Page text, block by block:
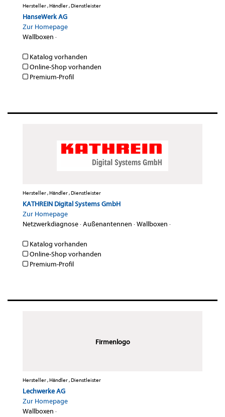
Hersteller , Händler , Dienstleister
HanseWerk AG
Zur Homepage
Wallboxen ·
Katalog vorhanden
Online-Shop vorhanden
Premium-Profil
Hersteller , Händler , Dienstleister
KATHREIN Digital Systems GmbH
Zur Homepage
Netzwerkdiagnose·Außenantennen ·Wallboxen ·
Katalog vorhanden
Online-Shop vorhanden
Premium-Profil
Firmenlogo
Hersteller , Händler , Dienstleister
Lechwerke AG
Zur Homepage
Wallboxen ·